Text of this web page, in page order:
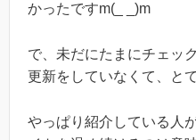
かったですm(_ _)m
で、未だにたまにチェッ
更新をしていなくて、と
やっぱり紹介している人